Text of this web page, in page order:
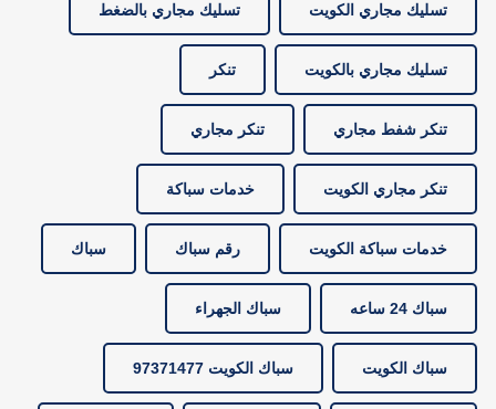
تسليك مجاري الكويت تسليك مجاري بالضغط
تسليك مجاري بالكويت تنكر
تنكر شفط مجاري تنكر مجاري
تنكر مجاري الكويت خدمات سباكة
خدمات سباكة الكويت رقم سباك سباك
سباك 24 ساعه سباك الجهراء
سباك الكويت سباك الكويت 97371477